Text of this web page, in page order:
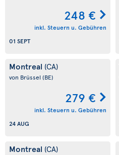
248 €
inkl. Steuern u. Gebühren
01 SEPT
Montreal (CA)
von Brüssel (BE)
279 €
inkl. Steuern u. Gebühren
24 AUG
Montreal (CA)